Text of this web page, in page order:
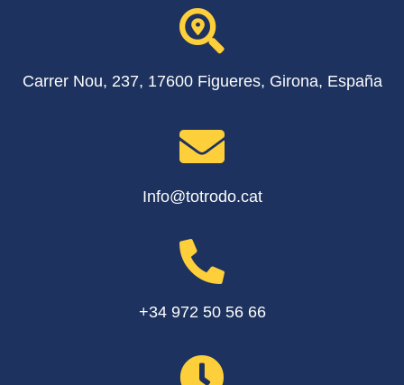
Carrer Nou, 237, 17600 Figueres, Girona, España
Info@totrodo.cat
+34 972 50 56 66